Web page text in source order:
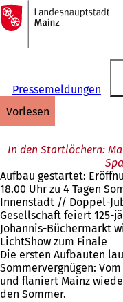
Inhalt anspringen
Zur
Startseite
Pressemeldungen
vorlesen
In den Startlöchern:
Aufbau gestartet:
18.00 Uhr zu 4 Tagen
Innenstadt // Doppel-
Gesellschaft feiert 125-
Johannis-Büchermarkt
LichtShow zum Finale
Die ersten Aufbauten
Sommervergnügen:
und flaniert Mainz
den Sommer.